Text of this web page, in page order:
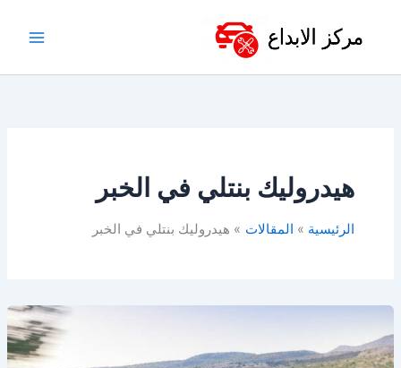
هيدروليك بنتلي في الخبر
الرئيسية المقالات هيدروليك بنتلي في الخبر
غيار
بنتلي